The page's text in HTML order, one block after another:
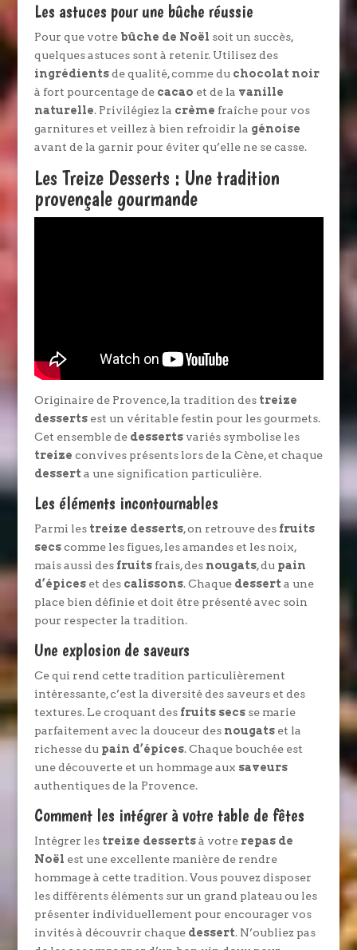
Les astuces pour une bûche réussie
Pour que votre bûche de Noël soit un succès,
quelques astuces sont à retenir. Utilisez des
ingrédientsde qualité, comme du chocolat noir
à fort pourcentage de cacao et de la vanille
naturelle. Privilégiez la crème fraîche pour vos
garnitures et veillez à bien refroidir la génoise
avant de la garnir pour éviter qu’elle ne se casse.
Les Treize Desserts : Une tradition
provençale gourmande
Originaire de Provence, la tradition des treize
dessertsest un véritable festin pour les gourmets.
Cet ensemble de dessertsvariés symbolise les
treize convives présents lors de la Cène, et chaque
dessert a une signification particulière.
Les éléments incontournables
Parmi les treize desserts, on retrouve des fruits
secscomme les figues, les amandes et les noix,
mais aussi des fruitsfrais, des nougats, du pain
d’épiceset des calissons. Chaque dessert a une
place bien définie et doit être présenté avec soin
pour respecter la tradition.
Une explosion de saveurs
Ce qui rend cette tradition particulièrement
intéressante, c’est la diversité des saveurs et des
textures. Le croquant des fruits secsse marie
parfaitement avec la douceur des nougatset la
richesse du pain d’épices. Chaque bouchée est
une découverte et un hommage aux saveurs
authentiques de la Provence.
Comment les intégrer à votre table de fêtes
Intégrer les treize dessertsà votre repas de
Noël est une excellente manière de rendre
hommage à cette tradition. Vous pouvez disposer
les différents éléments sur un grand plateau ou les
présenter individuellement pour encourager vos
invités à découvrir chaque dessert. N’oubliez pas